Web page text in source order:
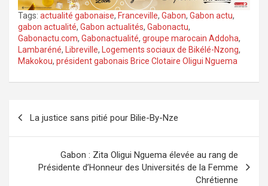
Tags: actualité gabonaise, Franceville, Gabon, Gabon actu,
gabon actualité, Gabon actualités, Gabonactu,
Gabonactu.com, Gabonactualité, groupe marocain Addoha,
Lambaréné, Libreville, Logements sociaux de Bikélé-Nzong,
Makokou, président gabonais Brice Clotaire Oligui Nguema
de
l’article
La justice sans pitié pour Bilie-By-Nze
Gabon : Zita Oligui Nguema élevée au rang de
Présidente d’Honneur des Universités de la Femme
Chrétienne